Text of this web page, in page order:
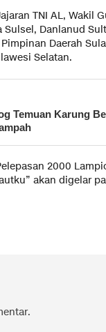
TNI AL, Wakil
Sulsel, Danlanud
Daerah
Selatan.
Temuan Karung
2000
akan digelar